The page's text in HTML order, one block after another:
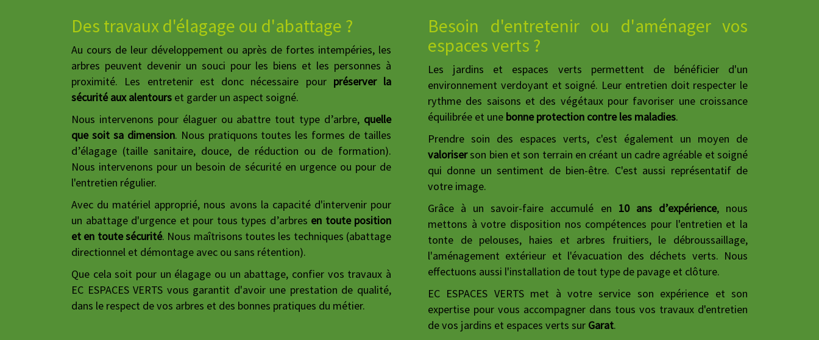
Des travaux d'élagage ou d'abattage ?
Au cours de leur développement ou après de fortes intempéries, les
arbres peuvent devenir un souci pour les biens et les personnes à
proximité. Les entretenir est donc nécessaire pour préserver la
sécurité aux alentours et garder un aspect soigné.
Nous intervenons pour élaguer ou abattre tout type d’arbre, quelle
que soit sa dimension. Nous pratiquons toutes les formes de tailles
d’élagage (taille sanitaire, douce, de réduction ou de formation).
Nous intervenons pour un besoin de sécurité en urgence ou pour de
l'entretien régulier.
Avec du matériel approprié, nous avons la capacité d'intervenir pour
un abattage d'urgence et pour tous types d’arbres en toute position
et en toute sécurité. Nous maîtrisons toutes les techniques (abattage
directionnel et démontage avec ou sans rétention).
Que cela soit pour un élagage ou un abattage, confier vos travaux à
EC ESPACES VERTS vous garantit d'avoir une prestation de qualité,
dans le respect de vos arbres et des bonnes pratiques du métier.
Besoin d'entretenir ou d'aménager vos
espaces verts ?
Les jardins et espaces verts permettent de bénéficier d'un
environnement verdoyant et soigné. Leur entretien doit respecter le
rythme des saisons et des végétaux pour favoriser une croissance
équilibrée et une bonne protection contre les maladies.
Prendre soin des espaces verts, c'est également un moyen de
valoriserson bien et son terrain en créant un cadre agréable et soigné
qui donne un sentiment de bien-être. C'est aussi représentatif de
votre image.
Grâce à un savoir-faire accumulé en 10 ans d’expérience, nous
mettons à votre disposition nos compétences pour l'entretien et la
tonte de pelouses, haies et arbres fruitiers, le débroussaillage,
l'aménagement extérieur et l'évacuation des déchets verts. Nous
effectuons aussi l'installation de tout type de pavage et clôture.
EC ESPACES VERTS met à votre service son expérience et son
expertise pour vous accompagner dans tous vos travaux d'entretien
de vos jardins et espaces verts sur Garat.